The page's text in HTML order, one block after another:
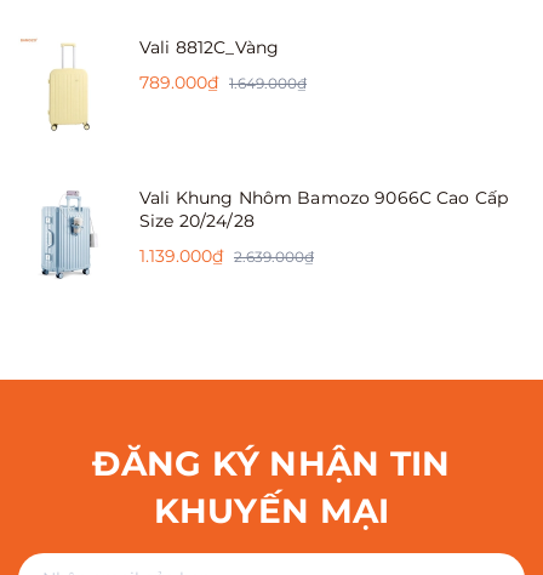
Vali 8812C_Vàng
789.000₫ 1.649.000₫
Vali Khung Nhôm Bamozo 9066C Cao Cấp
Size 20/24/28
1.139.000₫ 2.639.000₫
ĐĂNG KÝ NHẬN TIN
KHUYẾN MẠI